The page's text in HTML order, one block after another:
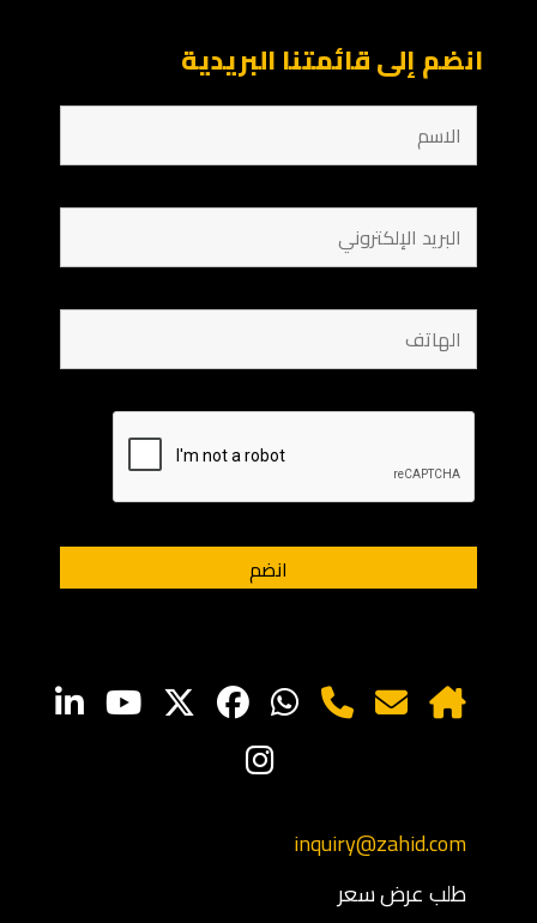
انضم إلى قائمتنا البريدية
inquiry@zahid.com
طلب عرض سعر